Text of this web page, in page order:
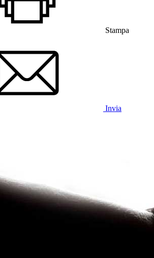
Stampa
Invia